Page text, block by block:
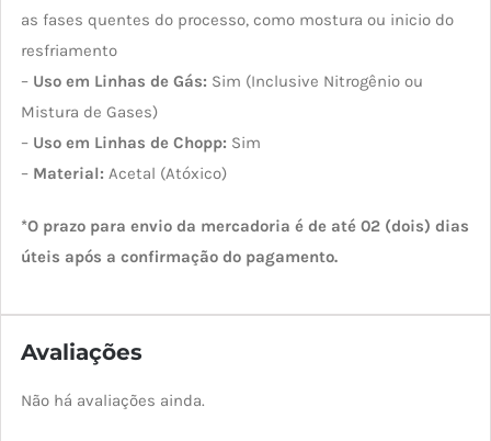
as fases quentes do processo, como mostura ou inicio do
resfriamento
– Uso em Linhas de Gás: Sim (Inclusive Nitrogênio ou
Mistura de Gases)
– Uso em Linhas de Chopp: Sim
– Material: Acetal (Atóxico)
*O prazo para envio da mercadoria é de até 02 (dois) dias
úteis após a confirmação do pagamento.
Avaliações
Não há avaliações ainda.